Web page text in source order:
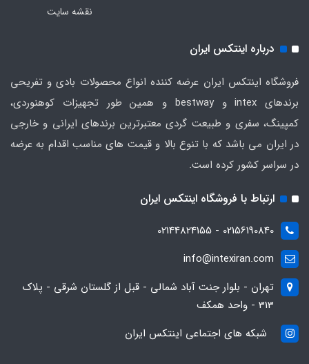
نقشه سایت
درباره اینتکس ایران
فروشگاه اینتکس ایران عرضه کننده انواع محصولات بادی و تفریحی
برندهای intex و bestway و همین طور تجهیزات کوهنوردی،
کمپینگ، سفری و طبیعت گردی معتبرترین برندهای ایرانی و خارجی
در ایران می باشد که با تنوع بالا و قیمت های مناسب اقدام به عرضه
در سراسر کشور کرده است.
ارتباط با فروشگاه اینتکس ایران
02156190840 - 02144824155
info@intexiran.com
تهران - بلوار جنت آباد شمالی - قبل از گلستان شرقی - پلاک
313 - واحد همکف
شبکه های اجتماعی اینتکس ایران